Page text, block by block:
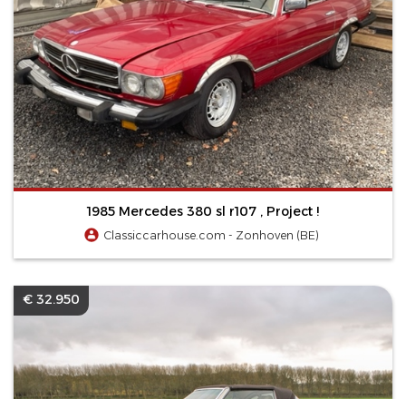
1985 Mercedes 380 sl r107 , Project !
Classiccarhouse.com - Zonhoven (BE)
€ 32.950